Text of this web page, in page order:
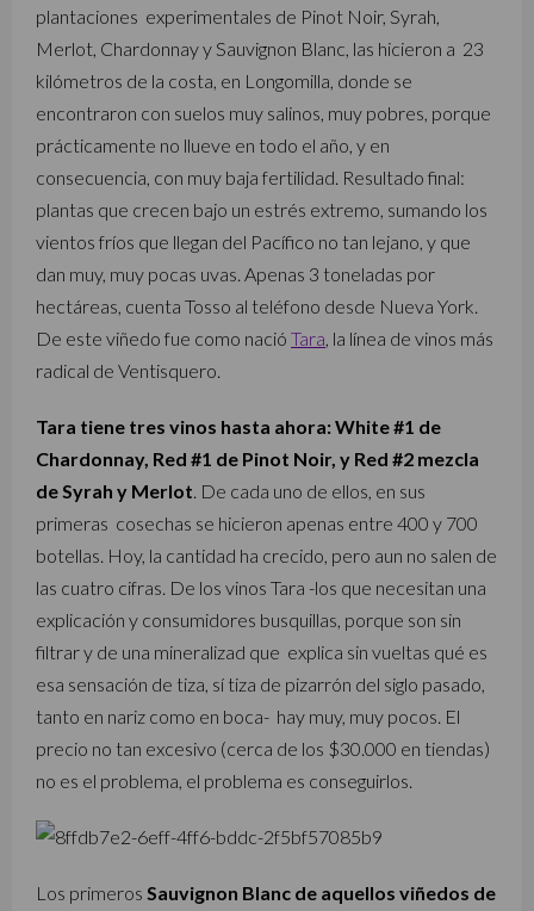
plantaciones experimentales de Pinot Noir, Syrah,
Merlot, Chardonnay y Sauvignon Blanc, las hicieron a 23
kilómetros de la costa, en Longomilla, donde se
encontraron con suelos muy salinos, muy pobres, porque
prácticamente no llueve en todo el año, y en
consecuencia, con muy baja fertilidad. Resultado final:
plantas que crecen bajo un estrés extremo, sumando los
vientos fríos que llegan del Pacífico no tan lejano, y que
dan muy, muy pocas uvas. Apenas 3 toneladas por
hectáreas, cuenta Tosso al teléfono desde Nueva York.
De este viñedo fue como nació Tara , la línea de vinos más
radical de Ventisquero.
Tara tiene tres vinos hasta ahora: White #1 de
Chardonnay, Red #1 de Pinot Noir, y Red #2 mezcla
de Syrah y Merlot . De cada uno de ellos, en sus
primeras cosechas se hicieron apenas entre 400 y 700
botellas. Hoy, la cantidad ha crecido, pero aun no salen de
las cuatro cifras. De los vinos Tara -los que necesitan una
explicación y consumidores busquillas, porque son sin
filtrar y de una mineralizad que explica sin vueltas qué es
esa sensación de tiza, sí tiza de pizarrón del siglo pasado,
tanto en nariz como en boca- hay muy, muy pocos. El
precio no tan excesivo (cerca de los $30.000 en tiendas)
no es el problema, el problema es conseguirlos.
Los primeros Sauvignon Blanc de aquellos viñedos de